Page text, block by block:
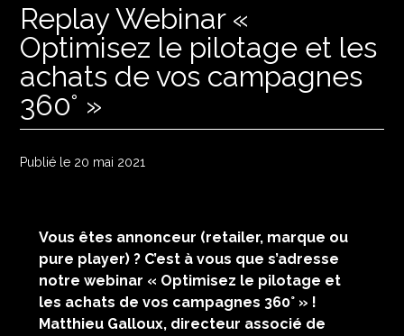
Replay Webinar «
Optimisez le pilotage et les
achats de vos campagnes
360° »
Publié le 20 mai 2021
Vous êtes annonceur (retailer, marque ou
pure player) ? C’est à vous que s’adresse
notre webinar « Optimisez le pilotage et
les achats de vos campagnes 360° » !
Matthieu Galloux, directeur associé de